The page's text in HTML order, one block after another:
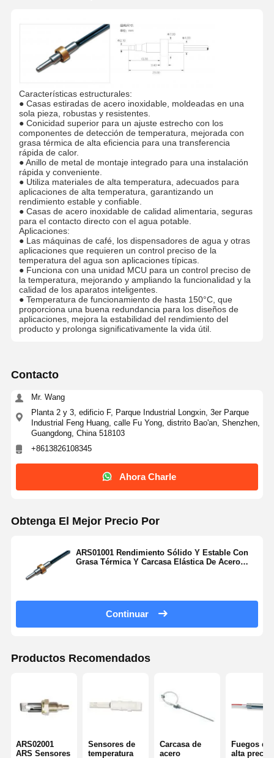
Visita A La
Características estructurales:
● Casas estiradas de acero inoxidable, moldeadas en una
sola pieza, robustas y resistentes.
● Conicidad superior para un ajuste estrecho con los
componentes de detección de temperatura, mejorada con
grasa térmica de alta eficiencia para una transferencia
rápida de calor.
● Anillo de metal de montaje integrado para una instalación
rápida y conveniente.
● Utiliza materiales de alta temperatura, adecuados para
aplicaciones de alta temperatura, garantizando un
rendimiento estable y confiable.
● Casas de acero inoxidable de calidad alimentaria, seguras
para el contacto directo con el agua potable.
Aplicaciones:
● Las máquinas de café, los dispensadores de agua y otras
aplicaciones que requieren un control preciso de la
temperatura del agua son aplicaciones típicas.
● Funciona con una unidad MCU para un control preciso de
la temperatura, mejorando y ampliando la funcionalidad y la
calidad de los aparatos inteligentes.
● Temperatura de funcionamiento de hasta 150°C, que
proporciona una buena redundancia para los diseños de
aplicaciones, mejora la estabilidad del rendimiento del
producto y prolonga significativamente la vida útil.
Contacto
Mr. Wang
Planta 2 y 3, edificio F, Parque Industrial Longxin, 3er Parque
Industrial Feng Huang, calle Fu Yong, distrito Bao'an, Shenzhen,
Guangdong, China 518103
+8613826108345
Ahora Charle
Obtenga El Mejor Precio Por
ARS01001 Rendimiento Sólido Y Estable Con
Grasa Térmica Y Carcasa Elástica De Acero
Continuar
Productos Recomendados
ARS02001
ARS Sensores
Sensores de
temperatura
Carcasa de
acero
Fuegos de
alta